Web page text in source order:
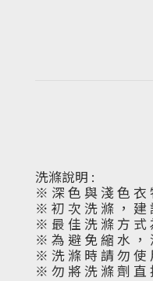
洗滌說明 :
※ 深 色 與 淺 色 衣
※ 初 次 洗 滌 ， 建
※ 最 佳 洗 滌 方 式
※ 為 避 免 縮 水 ，
※ 洗 滌 時 請 勿 使
※ 勿 將 洗 滌 劑 直